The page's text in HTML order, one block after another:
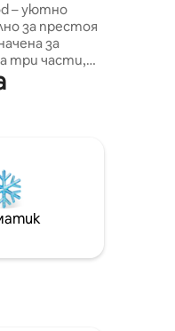
– уютно
за престоя
за
три части,
с градината.
баня, а
за
и пакет
и